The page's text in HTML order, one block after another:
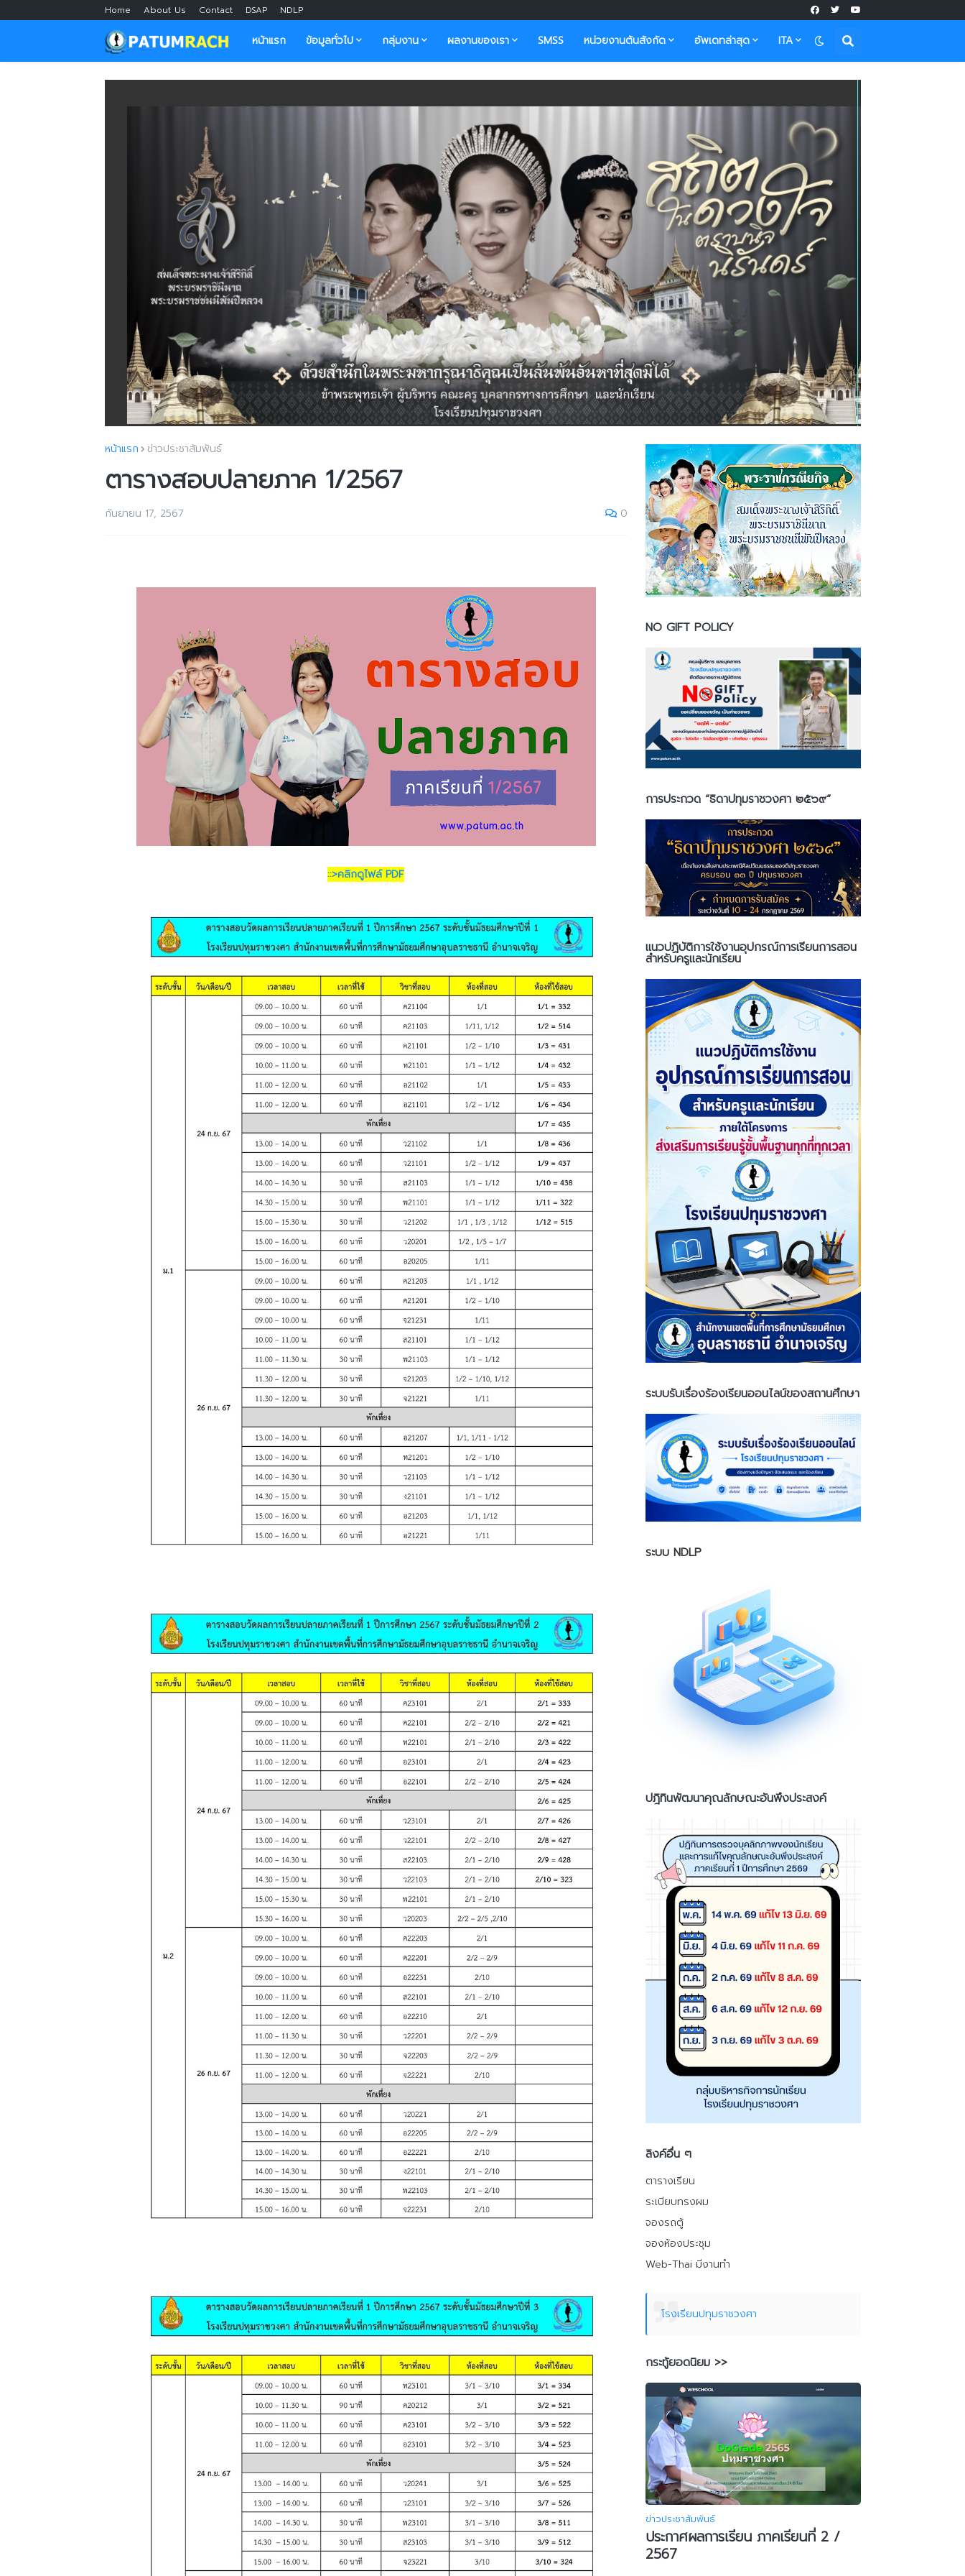
Home About Us Contact DSAP NDLP
หน้าแรก ข้อมูลทั่วไป กลุ่มงาน ผลงานของเรา SMSS หน่วยงานต้นสังกัด อัพเดทล่าสุด ITA
หน้าแรก ข่าวประชาสัมพันธ์
ตารางสอบปลายภาค 1/2567
กันยายน 17, 2567 0
::>คลิกดูไฟล์ PDF
NO GIFT POLICY
การประกวด “ธิดาปทุมราชวงศา ๒๕๖๙”
แนวปฏิบัติการใช้งานอุปกรณ์การเรียนการสอน
สำหรับครูและนักเรียน
ระบบรับเรื่องร้องเรียนออนไลน์ของสถานศึกษา
ระบบ NDLP
ปฎิทินพัฒนาคุณลักษณะอันพึงประสงค์
ลิงค์อื่น ๆ
ตารางเรียน
ระเบียบทรงผม
จองรถตู้
จองห้องประชุม
Web-Thai มีงานทำ
โรงเรียนปทุมราชวงศา
กระทู้ยอดนิยม >>
ข่าวประชาสัมพันธ์
ประกาศผลการเรียน ภาคเรียนที่ 2 /
2567